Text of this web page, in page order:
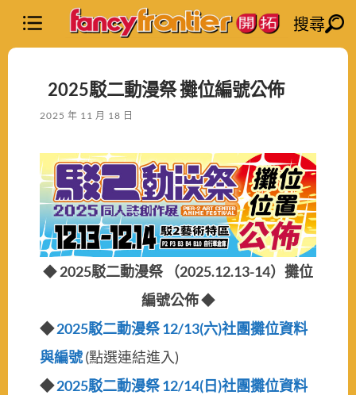
搜尋
2025駁二動漫祭 攤位編號公佈
2025 年 11 月 18 日
◆2025駁二動漫祭 （2025.12.13-14） 攤位
編號公佈◆
◆2025駁二動漫祭 12/13(六)社團攤位資料
與編號(點選連結進入)
◆2025駁二動漫祭 12/14(日)社團攤位資料